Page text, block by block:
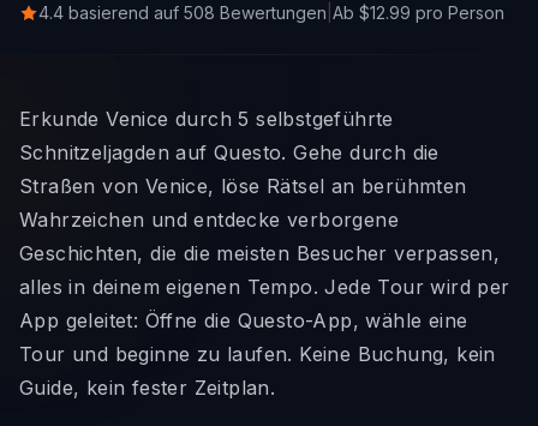
4.4 basierend auf 508 Bewertungen Ab $12.99 pro Person
Erkunde Venice durch 5 selbstgeführte
Schnitzeljagden auf Questo. Gehe durch die
Straßen von Venice, löse Rätsel an berühmten
Wahrzeichen und entdecke verborgene
Geschichten, die die meisten Besucher verpassen,
alles in deinem eigenen Tempo. Jede Tour wird per
App geleitet: Öffne die Questo-App, wähle eine
Tour und beginne zu laufen. Keine Buchung, kein
Guide, kein fester Zeitplan.